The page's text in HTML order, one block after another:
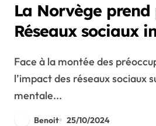
La Norvège
Réseaux sociaux
Face à la montée des préoccupations concernant
l’impact des réseaux sociaux
mentale...
Benoit 25/10/2024